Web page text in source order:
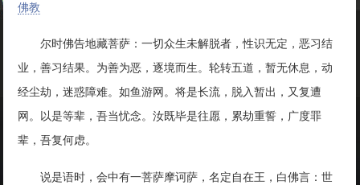
佛教
尔时佛告地藏菩萨：一切众生未解脱者，性识无定，恶习结
业，善习结果。为善为恶，逐境而生。轮转五道，暂无休息，动
经尘劫，迷惑障难。如鱼游网。将是长流，脱入暂出，又复遭
网。以是等辈，吾当忧念。汝既毕是往愿，累劫重誓，广度罪
辈，吾复何虑。
说是语时，会中有一菩萨摩诃萨，名定自在王，白佛言：世